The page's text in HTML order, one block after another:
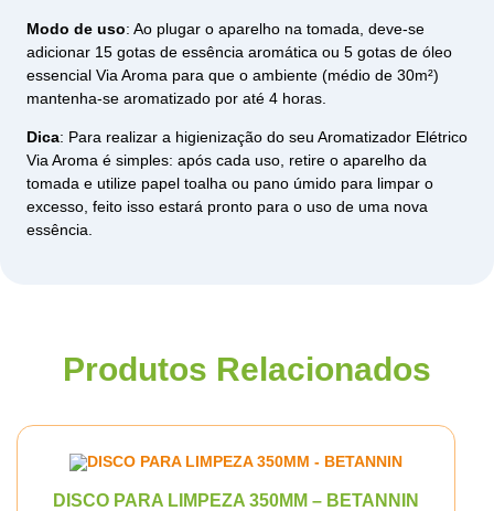
Modo de uso: Ao plugar o aparelho na tomada, deve-se
adicionar 15 gotas de essência aromática ou 5 gotas de óleo
essencial Via Aroma para que o ambiente (médio de 30m²)
mantenha-se aromatizado por até 4 horas.
Dica: Para realizar a higienização do seu Aromatizador Elétrico
Via Aroma é simples: após cada uso, retire o aparelho da
tomada e utilize papel toalha ou pano úmido para limpar o
excesso, feito isso estará pronto para o uso de uma nova
essência.
Produtos Relacionados
DISCO PARA LIMPEZA 350MM – BETANNIN